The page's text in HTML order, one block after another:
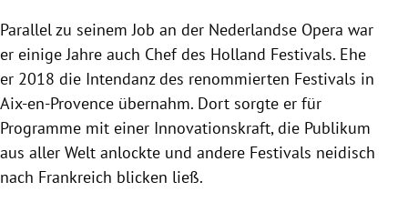
Parallel zu seinem Job an der Nederlandse Opera war
er einige Jahre auch Chef des Holland Festivals. Ehe
er 2018 die Intendanz des renommierten Festivals in
Aix-en-Provence übernahm. Dort sorgte er für
Programme mit einer Innovationskraft, die Publikum
aus aller Welt anlockte und andere Festivals neidisch
nach Frankreich blicken ließ.